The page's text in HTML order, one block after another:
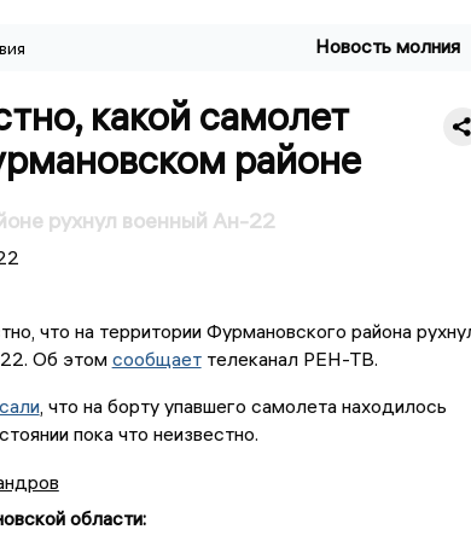
Новость молния
какой самолет
районе
рухнул военный Ан-22
что на территории Фурмановского района
Об этомсообщаеттелеканал РЕН-ТВ.
, что на борту упавшего самолета находилось
пока что неизвестно.
области: